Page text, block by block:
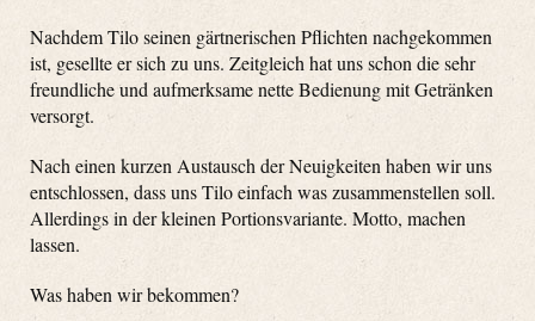
Nachdem Tilo seinen gärtnerischen Pflichten nachgekommen
ist, gesellte er sich zu uns. Zeitgleich hat uns schon die sehr
freundliche und aufmerksame nette Bedienung mit Getränken
versorgt.
Nach einen kurzen Austausch der Neuigkeiten haben wir uns
entschlossen, dass uns Tilo einfach was zusammenstellen soll.
Allerdings in der kleinen Portionsvariante. Motto, machen
lassen.
Was haben wir bekommen?